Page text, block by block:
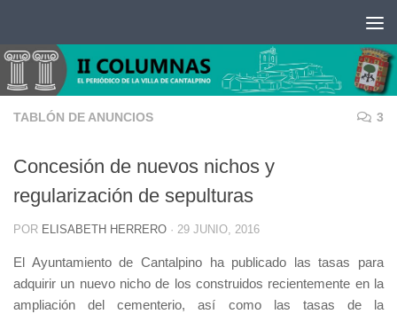
TABLÓN DE ANUNCIOS 3
Concesión de nuevos nichos y
regularización de sepulturas
POR ELISABETH HERRERO · 29 JUNIO, 2016
El Ayuntamiento de Cantalpino ha publicado las tasas para
adquirir un nuevo nicho de los construidos recientemente en la
ampliación del cementerio, así como las tasas de la